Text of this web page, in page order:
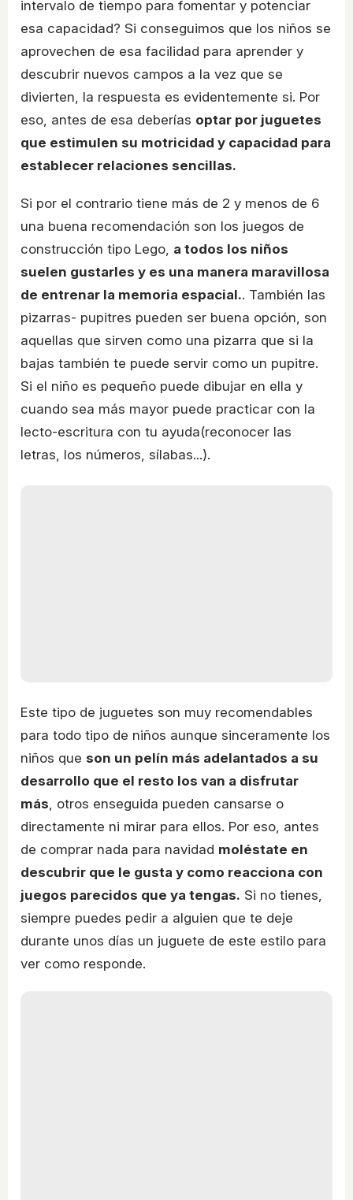
intervalo de tiempo para fomentar y potenciar
esa capacidad? Si conseguimos que los niños se
aprovechen de esa facilidad para aprender y
descubrir nuevos campos a la vez que se
divierten, la respuesta es evidentemente si. Por
eso, antes de esa deberías optar por juguetes
que estimulen su motricidad y capacidad para
establecer relaciones sencillas.
Si por el contrario tiene más de 2 y menos de 6
una buena recomendación son los juegos de
construcción tipo Lego, a todos los niños
suelen gustarles y es una manera maravillosa
de entrenar la memoria espacial.. También las
pizarras- pupitres pueden ser buena opción, son
aquellas que sirven como una pizarra que si la
bajas también te puede servir como un pupitre.
Si el niño es pequeño puede dibujar en ella y
cuando sea más mayor puede practicar con la
lecto-escritura con tu ayuda(reconocer las
letras, los números, sílabas...).
Este tipo de juguetes son muy recomendables
para todo tipo de niños aunque sinceramente los
niños que son un pelín más adelantados a su
desarrollo que el resto los van a disfrutar
más , otros enseguida pueden cansarse o
directamente ni mirar para ellos. Por eso, antes
de comprar nada para navidad moléstate en
descubrir que le gusta y como reacciona con
juegos parecidos que ya tengas. Si no tienes,
siempre puedes pedir a alguien que te deje
durante unos días un juguete de este estilo para
ver como responde.